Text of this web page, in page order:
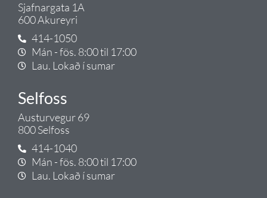
Sjafnargata 1A
600 Akureyri
414-1050
Mán - fös. 8:00 til 17:00
Lau. Lokað í sumar
Selfoss
Austurvegur 69
800 Selfoss
414-1040
Mán - fös. 8:00 til 17:00
Lau. Lokað í sumar